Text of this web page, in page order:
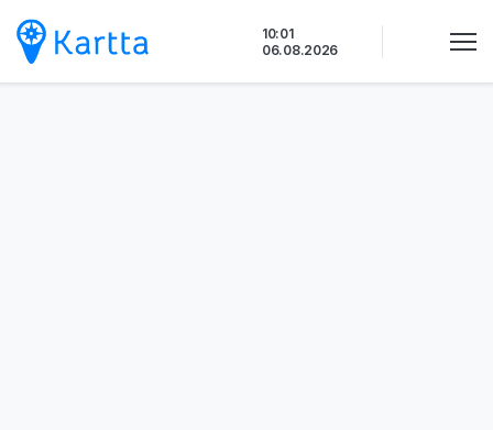
sisältöön
10:01
06.08.2026